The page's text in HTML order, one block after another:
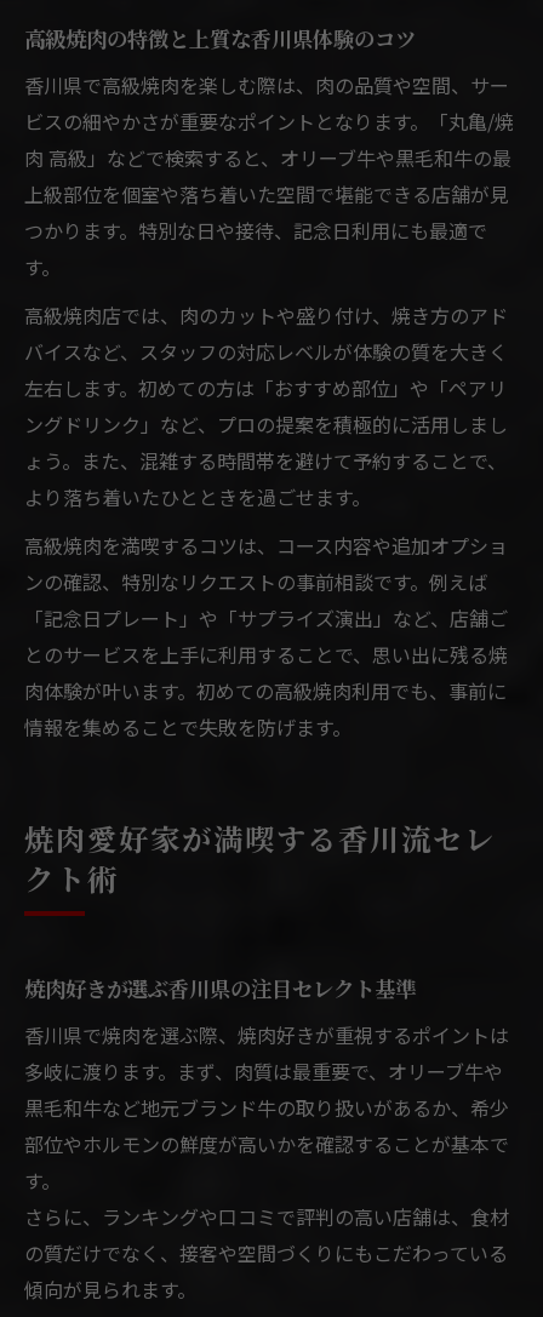
高級焼肉の特徴と上質な香川県体験のコツ
香川県で高級焼肉を楽しむ際は、肉の品質や空間、サー
ビスの細やかさが重要なポイントとなります。「丸亀/焼
肉 高級」などで検索すると、オリーブ牛や黒毛和牛の最
上級部位を個室や落ち着いた空間で堪能できる店舗が見
つかります。特別な日や接待、記念日利用にも最適で
す。
高級焼肉店では、肉のカットや盛り付け、焼き方のアド
バイスなど、スタッフの対応レベルが体験の質を大きく
左右します。初めての方は「おすすめ部位」や「ペアリ
ングドリンク」など、プロの提案を積極的に活用しまし
ょう。また、混雑する時間帯を避けて予約することで、
より落ち着いたひとときを過ごせます。
高級焼肉を満喫するコツは、コース内容や追加オプショ
ンの確認、特別なリクエストの事前相談です。例えば
「記念日プレート」や「サプライズ演出」など、店舗ご
とのサービスを上手に利用することで、思い出に残る焼
肉体験が叶います。初めての高級焼肉利用でも、事前に
情報を集めることで失敗を防げます。
焼肉愛好家が満喫する香川流セレ
クト術
焼肉好きが選ぶ香川県の注目セレクト基準
香川県で焼肉を選ぶ際、焼肉好きが重視するポイントは
多岐に渡ります。まず、肉質は最重要で、オリーブ牛や
黒毛和牛など地元ブランド牛の取り扱いがあるか、希少
部位やホルモンの鮮度が高いかを確認することが基本で
す。
さらに、ランキングや口コミで評判の高い店舗は、食材
の質だけでなく、接客や空間づくりにもこだわっている
傾向が見られます。